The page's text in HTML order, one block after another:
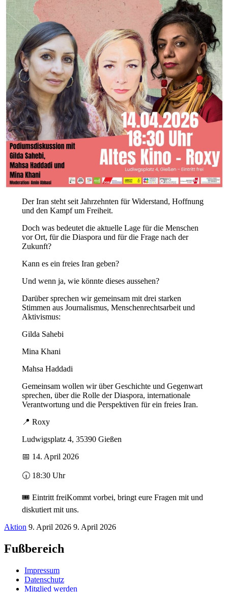
Der Iran steht seit Jahrzehnten für Widerstand, Hoffnung
und den Kampf um Freiheit.
Doch was bedeutet die aktuelle Lage für die Menschen
vor Ort, für die Diaspora und für die Frage nach der
Zukunft?
Kann es ein freies Iran geben?
Und wenn ja, wie könnte dieses aussehen?
Darüber sprechen wir gemeinsam mit drei starken
Stimmen aus Journalismus, Menschenrechtsarbeit und
Aktivismus:
Gilda Sahebi
Mina Khani
Mahsa Haddadi
Gemeinsam wollen wir über Geschichte und Gegenwart
sprechen, über die Rolle der Diaspora, internationale
Verantwortung und die Perspektiven für ein freies Iran.
📍 Roxy
Ludwigsplatz 4, 35390 Gießen
📅 14. April 2026
🕡 18:30 Uhr
🎟️ Eintritt freiKommt vorbei, bringt eure Fragen mit und
diskutiert mit uns.
Aktion 9. April 2026 9. April 2026
Fußbereich
Impressum
Datenschutz
Mitglied werden